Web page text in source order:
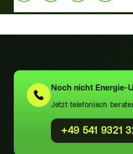
Noch nicht Energie-
Jetzt telefonisch
+49 541 9321